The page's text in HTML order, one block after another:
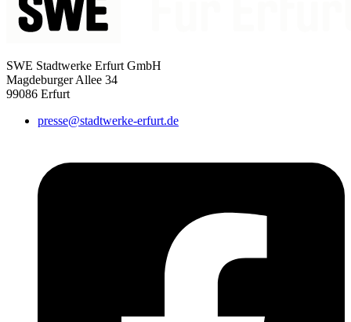
SWE Stadtwerke Erfurt GmbH
Magdeburger Allee 34
99086 Erfurt
presse@stadtwerke-erfurt.de